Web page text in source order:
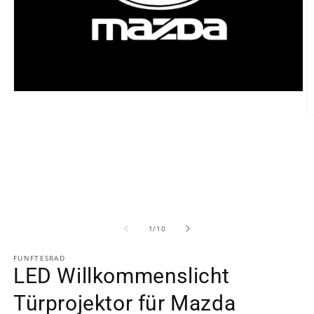
1/von
10
FUNFTESRAD
LED Willkommenslicht
Türprojektor für Mazda